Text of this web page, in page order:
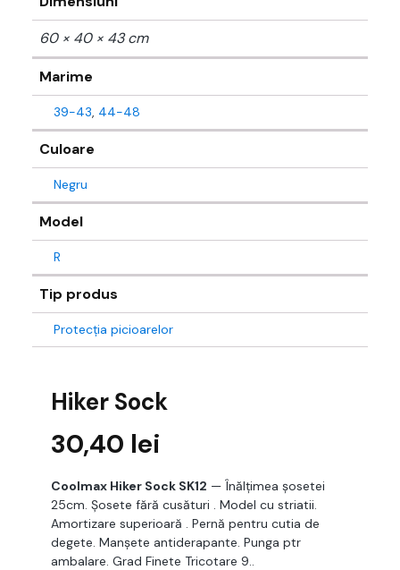
60 × 40 × 43 cm
Marime
39-43, 44-48
Culoare
Negru
Model
R
Tip produs
Protecția picioarelor
Hiker Sock
30,40 lei
Coolmax Hiker Sock SK12 — Înălțimea șosetei
25cm. Șosete fără cusături . Model cu striatii.
Amortizare superioară . Pernă pentru cutia de
degete. Manșete antiderapante. Punga ptr
ambalare. Grad Finete Tricotare 9..